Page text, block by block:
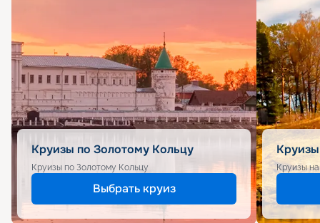
Круизы по Золотому Кольцу
Круизы по Золотому Кольцу
Выбрать круиз
Круизы